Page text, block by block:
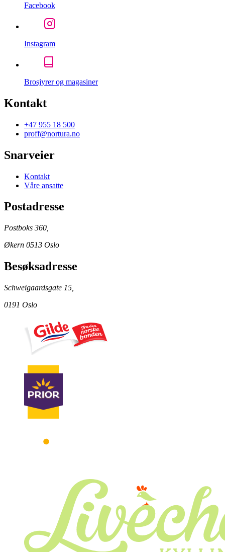
Facebook
Instagram
Brosjyrer og magasiner
Kontakt
+47 955 18 500
proff@nortura.no
Snarveier
Kontakt
Våre ansatte
Postadresse
Postboks 360,
Økern 0513 Oslo
Besøksadresse
Schweigaardsgate 15,
0191 Oslo